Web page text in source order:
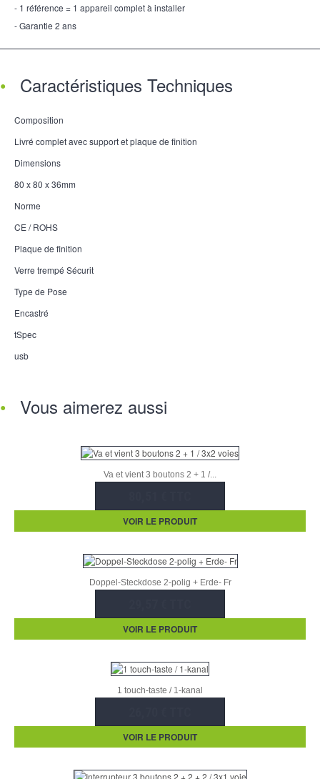
- 1 référence = 1 appareil complet à installer
- Garantie 2 ans
Caractéristiques Techniques
Composition
Livré complet avec support et plaque de finition
Dimensions
80 x 80 x 36mm
Norme
CE / ROHS
Plaque de finition
Verre trempé Sécurit
Type de Pose
Encastré
tSpec
usb
Vous aimerez aussi
Va et vient 3 boutons 2 + 1 /...
VOIR LE PRODUIT
Doppel-Steckdose 2-polig + Erde- Fr
VOIR LE PRODUIT
1 touch-taste / 1-kanal
VOIR LE PRODUIT